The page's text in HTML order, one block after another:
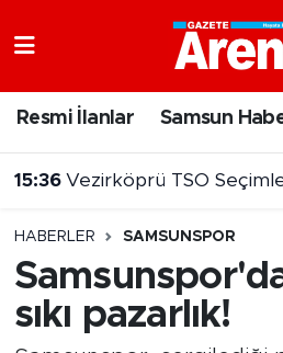
Resmi İlanlar Samsun
15:36 Vezirköprü TSO Seçimleri
HABERLER SAMSUNSPOR
sıkı pazarlık!
Samsun Namaz Vakitleri
Süper Lig Puan Durumu